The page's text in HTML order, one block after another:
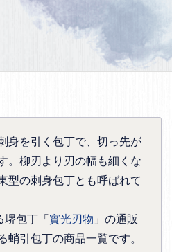
身を引く包丁で、切っ先が
。柳刃より刃の幅も細くな
型の刺身包丁とも呼ばれて
堺包丁「實光刃物 」の通販
引包丁の商品一覧です。